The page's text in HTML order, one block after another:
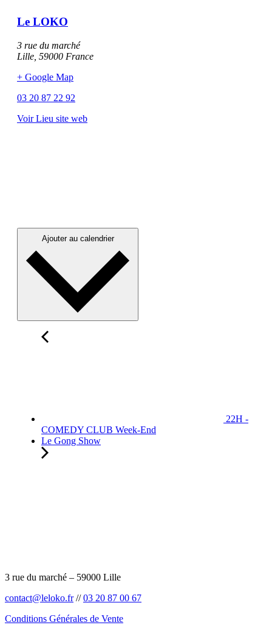
Le LOKO
3 rue du marché
Lille 59000 France
+ Google Map
03 20 87 22 92
Voir Lieu site web
Ajouter au calendrier
22H -
COMEDY CLUB Week-End
Le Gong Show
3 rue du marché – 59000 Lille
contact@leloko.fr//03 20 87 00 67
Conditions Générales de Vente